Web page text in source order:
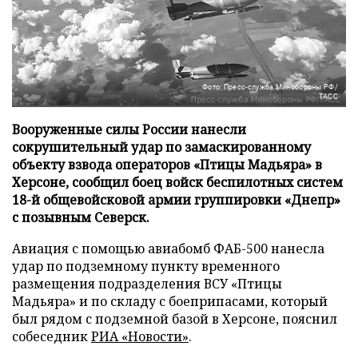
Фото: Пресс-служба Минобороны РФ/
ТАСС
Вооруженные силы России нанесли
сокрушительный удар по замаскированному
объекту взвода операторов «Птицы Мадьяра» в
Херсоне, сообщил боец войск беспилотных систем
18-й общевойсковой армии группировки «Днепр»
с позывным Северск.
Авиация с помощью авиабомб ФАБ-500 нанесла
удар по подземному пункту временного
размещения подразделения ВСУ «Птицы
Мадьяра» и по складу с боеприпасами, который
был рядом с подземной базой в Херсоне, пояснил
собеседникРИА «Новости».